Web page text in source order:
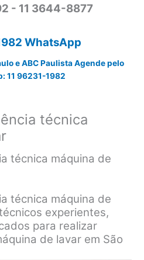
- 11 3644-8877
WhatsApp
e ABC Paulista Agende pelo
11 96231-1982
técnica
técnica máquina de
técnica máquina de
experientes,
para realizar
de lavar em São